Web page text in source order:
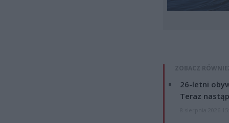
ZOBACZ
26-letni
Teraz